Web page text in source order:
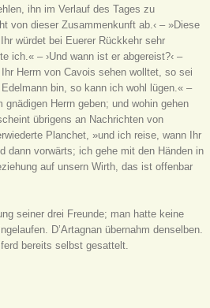
ihn im Verlauf des Tages zu
von dieser Zusammenkunft ab.‹ – »Diese
würdet bei Euerer Rückkehr sehr
ich.« – ›Und wann ist er abgereist?‹ –
Herrn von Cavois sehen wolltet, so sei
bin, so kann ich wohl lügen.« –
Herrn geben; und wohin gehen
übrigens an Nachrichten von
Planchet, »und ich reise, wann Ihr
vorwärts; ich gehe mit den Händen in
auf unsern Wirth, das ist offenbar
seiner drei Freunde; man hatte keine
D’Artagnan übernahm denselben.
bereits selbst gesattelt.